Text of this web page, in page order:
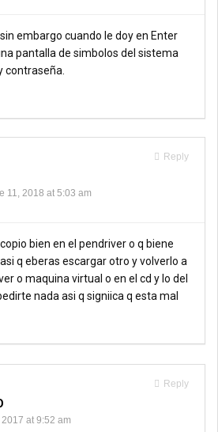
embargo cuando le doy en Enter
pantalla de simbolos del sistema
contraseña.
Reply
11, 2018 at 5:03 am
bien en el pendriver o q biene
q eberas escargar otro y volverlo a
o maquina virtual o en el cd y lo del
nada asi q signiica q esta mal
Reply
at 9:52 am